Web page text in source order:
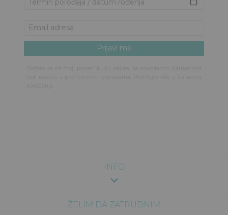
INFO
ŽELIM DA ZATRUDNIM